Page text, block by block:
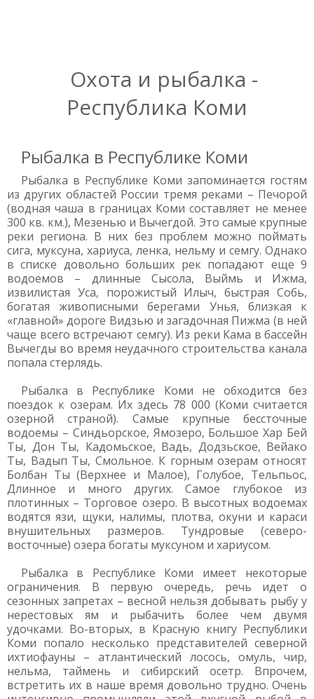
Охота и рыбалка -
Республика Коми
Рыбалка в Республике Коми
Рыбалка в Республике Коми запоминается гостям
из других областей России тремя реками – Печорой
(водная чаша в границах Коми составляет не менее
300 кв. км.), Мезенью и Вычегдой. Это самые крупные
реки региона. В них без проблем можно поймать
сига, муксуна, хариуса, ленка, нельму и семгу. Однако
в списке довольно больших рек попадают еще 9
водоемов – длинные Сысола, Выймь и Ижма,
извилистая Уса, порожистый Илыч, быстрая Собь,
богатая живописными берегами Унья, близкая к
«главной» дороге Видзью и загадочная Пижма (в ней
чаще всего встречают семгу). Из реки Кама в бассейн
Вычегды во время неудачного строительства канала
попала стерлядь.
Рыбалка в Республике Коми не обходится без
поездок к озерам. Их здесь 78 000 (Коми считается
озерной страной). Самые крупные бессточные
водоемы – Синдьорское, Ямозеро, Большое Хар Бей
Ты, Дон Ты, Кадомьское, Вадь, Додзьское, Вейако
Ты, Вадып Ты, Смольное. К горным озерам относят
Болбан Ты (Верхнее и Малое), Голубое, Тельпьос,
Длинное и много других. Самое глубокое из
плотинных – Торговое озеро. В высотных водоемах
водятся язи, щуки, налимы, плотва, окуни и караси
внушительных размеров. Тундровые (северо-
восточные) озера богаты муксуном и хариусом.
Рыбалка в Республике Коми имеет некоторые
ограничения. В первую очередь, речь идет о
сезонных запретах – весной нельзя добывать рыбу у
нерестовых ям и рыбачить более чем двумя
удочками. Во-вторых, в Красную книгу Республики
Коми попало несколько представителей северной
ихтиофауны – атлантический лосось, омуль, чир,
нельма, таймень и сибирский осетр. Впрочем,
встретить их в наше время довольно трудно. Очень